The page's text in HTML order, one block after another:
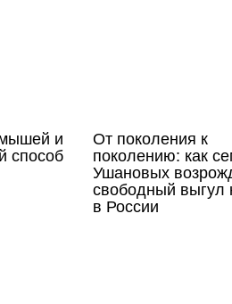
мышей и
способ
От поколения к
поколению: как
Ушановых
свободный выгул
в России